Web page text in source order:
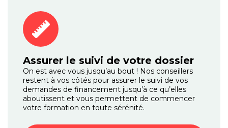
Assurer le suivi de votre dossier
On est avec vous jusqu’au bout ! Nos conseillers
restent à vos côtés pour assurer le suivi de vos
demandes de financement jusqu’à ce qu’elles
aboutissent et vous permettent de commencer
votre formation en toute sérénité.